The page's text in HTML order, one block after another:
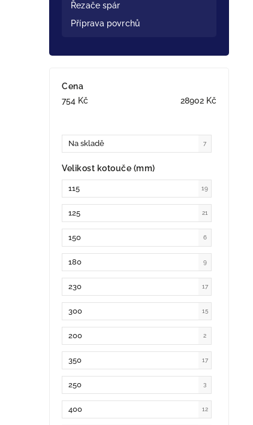
Řezače spár
Příprava povrchů
Cena
754 Kč 28902 Kč
Na skladě 7
Velikost kotouče (mm)
115 19
125 21
150 6
180 9
230 17
300 15
200 2
350 17
250 3
400 12